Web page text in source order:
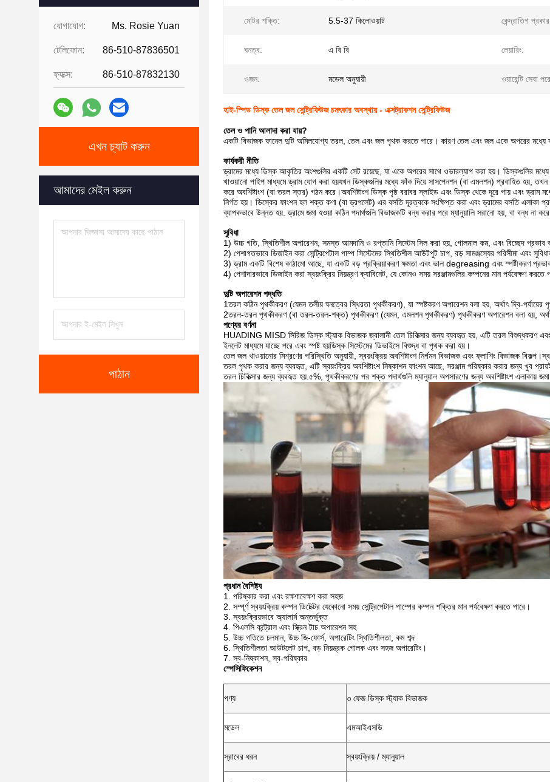
যোগাযোগ: Ms. Rosie Yuan
টেলিফোন: 86-510-87836501
ফ্যাক্স: 86-510-87832130
এখন চ্যাট করুন
আমাদের মেইল ​​করুন
পাঠান
মোটর শক্তি: 5.5-37 কিলোওয়াট কেন্দ্রাতিগ
ঘনত্ব: এ বি বি লেয়ারিং:
ওজন: মডেল অনুযায়ী ওয়ারেন্টি সেবা
হাই-স্পিড ডিস্ক তেল জল সেন্ট্রিফিউজ চমৎকার অবস্থায় - এক্সট্রাকশন সেন্ট্রিফিউজ
তেল ও পানি আলাদা করা যায়?
একটি বিভাজক ফানেল দুটি অমিলযোগ্য তরল, তেল এবং জল পৃথক করতে পারে। কারণ তেল এবং জল একে অপরের মধ্যে
কার্যকরী নীতি
ড্রামের মধ্যে ডিস্ক আকৃতির অংশগুলির একটি সেট রয়েছে, যা একে অপরের সাথে ওভারল্যাপ করা হয়। ডিস্কগুলির
খাওয়ানো পাইপ মাধ্যমে ড্রাম যোগ করা হয়যখন ডিস্কগুলির মধ্যে ফাঁক দিয়ে সাসপেনশন (বা এমলশন) প্রবাহিত হয়,
করে অবশিষ্টাংশ (বা তরল স্তর) গঠন করে।অবশিষ্টাংশ ডিস্ক পৃষ্ঠ বরাবর স্লাইড এবং ডিস্ক থেকে দূরে পায় এবং ড্রাম
নির্গত হয়। ডিস্কের ফাংশন হল শক্ত কণা (বা ড্রপলেট) এর বসতি দূরত্বকে সংক্ষিপ্ত করা এবং ড্রামের বসতি এলাকা
ব্যাপকভাবে উন্নত হয়. ড্রামে জমা হওয়া কঠিন পদার্থগুলি বিভাজকটি বন্ধ করার পরে ম্যানুয়ালি সরানো হয়, বা বন্ধ না
সুবিধা
1) উচ্চ গতি, স্থিতিশীল অপারেশন, সমস্ত আমদানি ও রপ্তানি সিস্টেম সিল করা হয়, গোলমাল কম, এবং বিচ্ছেদ প্রভাব
2) পেশাগতভাবে ডিজাইন করা সেন্ট্রিপেটাল পাম্প সিস্টেমের স্থিতিশীল আউটপুট চাপ, বড় সামঞ্জস্যের পরিসীমা এবং
3) ড্রাম একটি বিশেষ কাঠামো আছে, যা একটি বড় প্রক্রিয়াকরণ ক্ষমতা এবং ভাল degreasing এবং স্পষ্টীকরণ
4) পেশাদারভাবে ডিজাইন করা স্বয়ংক্রিয় নিয়ন্ত্রণ ক্যাবিনেট, যে কোনও সময় সরঞ্জামগুলির কম্পনের মান পর্যবেক্ষণ করতে
দুটি অপারেশন পদ্ধতি
1তরল কঠিন পৃথকীকরণ (যেমন তলীয় ঘনত্বের স্থিরতা পৃথকীকরণ), যা স্পষ্টকরণ অপারেশন বলা হয়, অর্থাৎ দ্বি-পর্যায়ের
2তরল-তরল পৃথকীকরণ (বা তরল-তরল-শক্ত) পৃথকীকরণ (যেমন, এমলশন পৃথকীকরণ) পৃথকীকরণ অপারেশন বলা হয়,
পণ্যের বর্ণনা
HUADING MISD সিরিজ ডিস্ক স্ট্যাক বিভাজক জ্বালানী তেল চিকিত্সার জন্য ব্যবহৃত হয়, এটি তরল বিশুদ্ধকরণ
ইনলেট মাধ্যমে যাচ্ছে পরে এবং স্পষ্ট হয়ডিস্ক সিস্টেমের ডিভাইসে বিশুদ্ধ বা পৃথক করা হয়।
তেল জল খাওয়ানোর মিশ্রণের পরিস্থিতি অনুযায়ী, স্বয়ংক্রিয় অবশিষ্টাংশ নির্গমন বিভাজক এবং ফ্লাশিং বিভাজক
তরল পৃথক করার জন্য ব্যবহৃত, এটি স্বয়ংক্রিয় অবশিষ্টাংশ নিষ্কাশন ফাংশন আছে, সরঞ্জাম পরিষ্কার করার জন্য খুব
তরল চিকিত্সার জন্য ব্যবহৃত হয়.৫%, পৃথকীকরণের পর শক্ত পদার্থগুলি ম্যানুয়াল অপসারণের জন্য অবশিষ্টাংশ এলাকায়
প্রধান বৈশিষ্ট্য
পরিষ্কার করা এবং রক্ষণাবেক্ষণ করা সহজ
সম্পূর্ণ স্বয়ংক্রিয় কম্পন ডিটেক্টর যেকোনো সময় সেন্ট্রিপেটাল পাম্পের কম্পন শক্তির মান পর্যবেক্ষণ করতে পারে।
স্বয়ংক্রিয়ভাবে অ্যালার্ম অন্তর্ভুক্ত
পিএলসি কন্ট্রোল এবং স্ক্রিন টাচ অপারেশন সহ
উচ্চ গতিতে চলমান, উচ্চ জি-ফোর্স, অপারেটিং স্থিতিশীলতা, কম শব্দ
স্থিতিশীলতা আউটলেট চাপ, বড় নিয়ন্ত্রক গোলক এবং সহজ অপারেটিং।
স্ব-নিষ্কাশন, স্ব-পরিষ্কার
স্পেসিফিকেশন
পণ্য ৩ ফেজ ডিস্ক স্ট্যাক বিভাজক
মডেল এমআইএসডি
স্রাবের ধরন স্বয়ংক্রিয় / ম্যানুয়াল